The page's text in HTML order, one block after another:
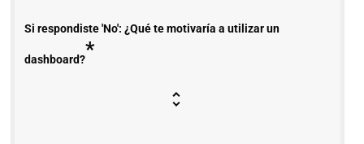
Si respondiste 'No': ¿Qué te motivaría a utilizar un
dashboard?*